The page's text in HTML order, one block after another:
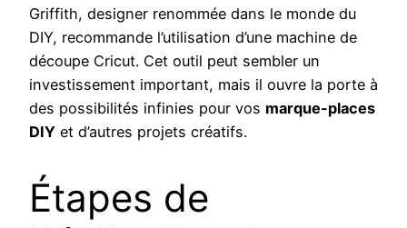
Griffith, designer renommée dans le monde du
DIY, recommande l’utilisation d’une machine de
découpe Cricut. Cet outil peut sembler un
investissement important, mais il ouvre la porte à
des possibilités infinies pour vos marque-places
DIY et d’autres projets créatifs.
Étapes de